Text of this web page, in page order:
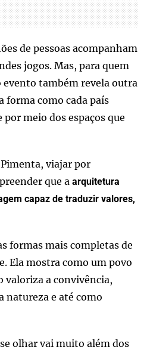
de pessoas acompanham
jogos. Mas, para quem
também revela outra
forma como cada país
meio dos espaços que
viajar por
que a arquitetura
capaz de traduzir valores,
formas mais completas de
Ela mostra como um povo
a convivência,
natureza e até como
olhar vai muito além dos